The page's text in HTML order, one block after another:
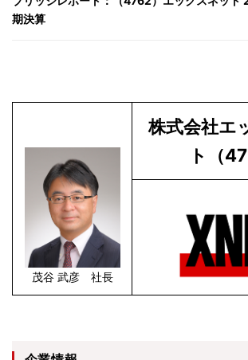
期決算
茂谷 武彦 社長
株式会社エ
ト（